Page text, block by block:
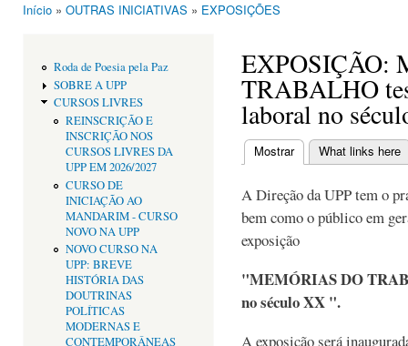
Início » OUTRAS INICIATIVAS » EXPOSIÇÕES
Roda de Poesia pela Paz
SOBRE A UPP
CURSOS LIVRES
REINSCRIÇÃO E
INSCRIÇÃO NOS
CURSOS LIVRES DA
UPP EM 2026/2027
CURSO DE
INICIAÇÃO AO
MANDARIM - CURSO
NOVO NA UPP
NOVO CURSO NA
UPP: BREVE
HISTÓRIA DAS
DOUTRINAS
POLÍTICAS
MODERNAS E
CONTEMPORÂNEAS
EXPOSIÇÃO:
TRABALHO
laboral no
Separadores
Mostrar(separador ativo)
What links here
A Direção da UPP tem o
bem como o público em
exposição
"MEMÓRIAS DO
no século XX ".
A exposição será